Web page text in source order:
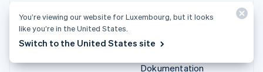
Fachdienstleistungen
Entwickler/innen
Dokumentation
You’re viewing our website for Luxembourg, but it looks
like you’re in the United States.
Switch to the United States site